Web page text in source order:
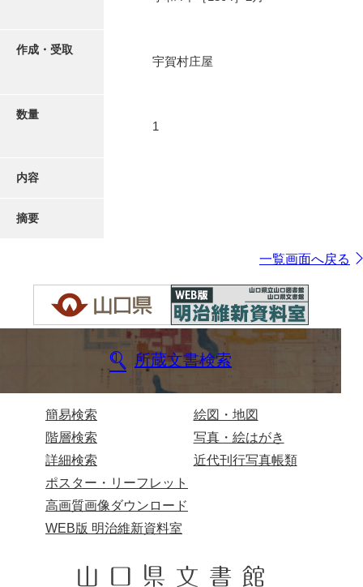
作成・受取
宇賀村庄屋
数量
1
内容
摘要
一覧画面へ戻る
所蔵文書検索
簡易検索
階層検索
詳細検索
絵図・地図
写真・絵はがき
近代刊行写真帳類
ポスター・リーフレット
高画質画像ダウンロード
WEB版 明治維新資料室